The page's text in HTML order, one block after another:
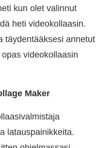
kun olet valinnut
heti videokollaasin.
täydentääksesi annetut
videokollaasin
Maker
latauspainikkeita.